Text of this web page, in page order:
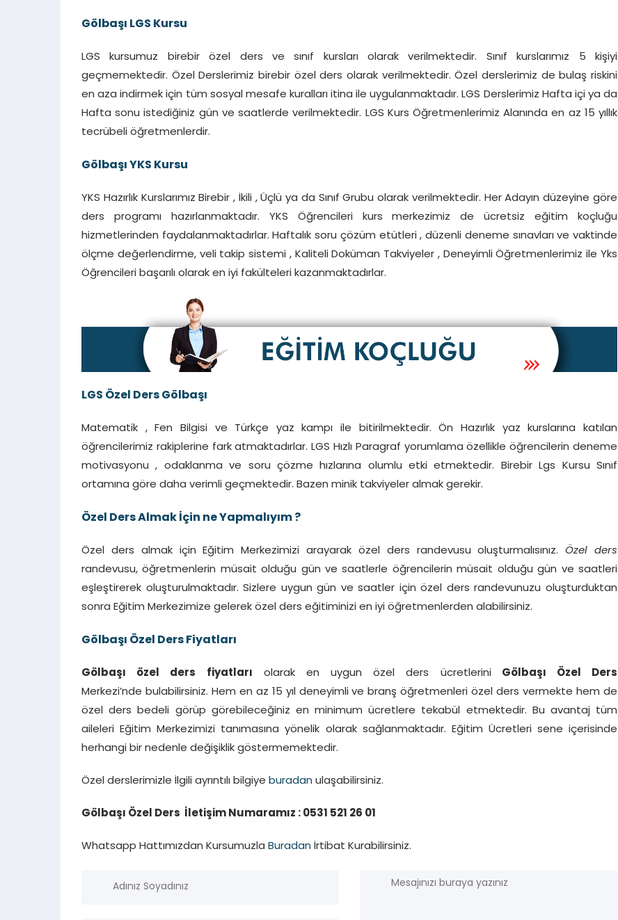
Gölbaşı LGS Kursu
LGS kursumuz birebir özel ders ve sınıf kursları olarak verilmektedir. Sınıf kurslarımız 5 kişiyi
geçmemektedir. Özel Derslerimiz birebir özel ders olarak verilmektedir. Özel derslerimiz de bulaş riskini
en aza indirmek için tüm sosyal mesafe kuralları itina ile uygulanmaktadır. LGS Derslerimiz Hafta içi ya da
Hafta sonu istediğiniz gün ve saatlerde verilmektedir. LGS Kurs Öğretmenlerimiz Alanında en az 15 yıllık
tecrübeli öğretmenlerdir.
Gölbaşı YKS Kursu
YKS Hazırlık Kurslarımız Birebir , İkili , Üçlü ya da Sınıf Grubu olarak verilmektedir. Her Adayın düzeyine göre
ders programı hazırlanmaktadır. YKS Öğrencileri kurs merkezimiz de ücretsiz eğitim koçluğu
hizmetlerinden faydalanmaktadırlar. Haftalık soru çözüm etütleri , düzenli deneme sınavları ve vaktinde
ölçme değerlendirme, veli takip sistemi , Kaliteli Doküman Takviyeler , Deneyimli Öğretmenlerimiz ile Yks
Öğrencileri başarılı olarak en iyi fakülteleri kazanmaktadırlar.
LGS Özel Ders Gölbaşı
Matematik , Fen Bilgisi ve Türkçe yaz kampı ile bitirilmektedir. Ön Hazırlık yaz kurslarına katılan
öğrencilerimiz rakiplerine fark atmaktadırlar. LGS Hızlı Paragraf yorumlama özellikle öğrencilerin deneme
motivasyonu , odaklanma ve soru çözme hızlarına olumlu etki etmektedir. Birebir Lgs Kursu Sınıf
ortamına göre daha verimli geçmektedir. Bazen minik takviyeler almak gerekir.
Özel Ders Almak İçin ne Yapmalıyım ?
Özel ders almak için Eğitim Merkezimizi arayarak özel ders randevusu oluşturmalısınız.Özel ders
randevusu, öğretmenlerin müsait olduğu gün ve saatlerle öğrencilerin müsait olduğu gün ve saatleri
eşleştirerek oluşturulmaktadır. Sizlere uygun gün ve saatler için özel ders randevunuzu oluşturduktan
sonra Eğitim Merkezimize gelerek özel ders eğitiminizi en iyi öğretmenlerden alabilirsiniz.
Gölbaşı Özel Ders Fiyatları
Gölbaşı özel ders fiyatları olarak en uygun özel ders ücretlerini Gölbaşı Özel Ders
Merkezi’nde bulabilirsiniz. Hem en az 15 yıl deneyimli ve branş öğretmenleri özel ders vermekte hem de
özel ders bedeli görüp görebileceğiniz en minimum ücretlere tekabül etmektedir. Bu avantaj tüm
aileleri Eğitim Merkezimizi tanımasına yönelik olarak sağlanmaktadır. Eğitim Ücretleri sene içerisinde
herhangi bir nedenle değişiklik göstermemektedir.
Özel derslerimizle İlgili ayrıntılı bilgiye buradan ulaşabilirsiniz.
Gölbaşı Özel Ders İletişim Numaramız : 0531 521 26 01
Whatsapp Hattımızdan Kursumuzla Buradan İrtibat Kurabilirsiniz.